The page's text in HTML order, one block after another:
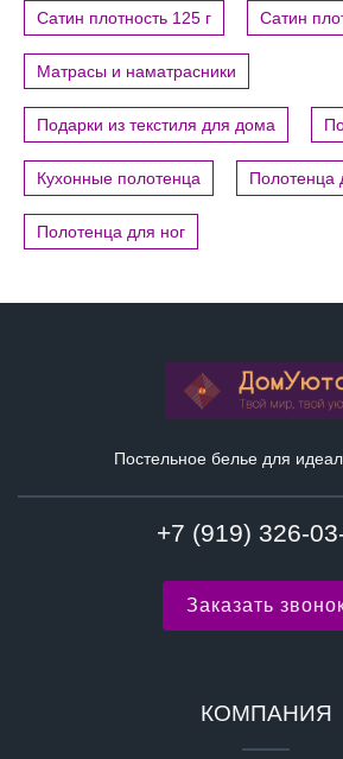
Сатин плотность 125 г Сатин
Матрасы и наматрасники
Подарки из текстиля для дома
Кухонные полотенца Полотенца
Полотенца для ног
Постельное белье для
+7 (919) 326-
Заказать
КОМПАНИЯ